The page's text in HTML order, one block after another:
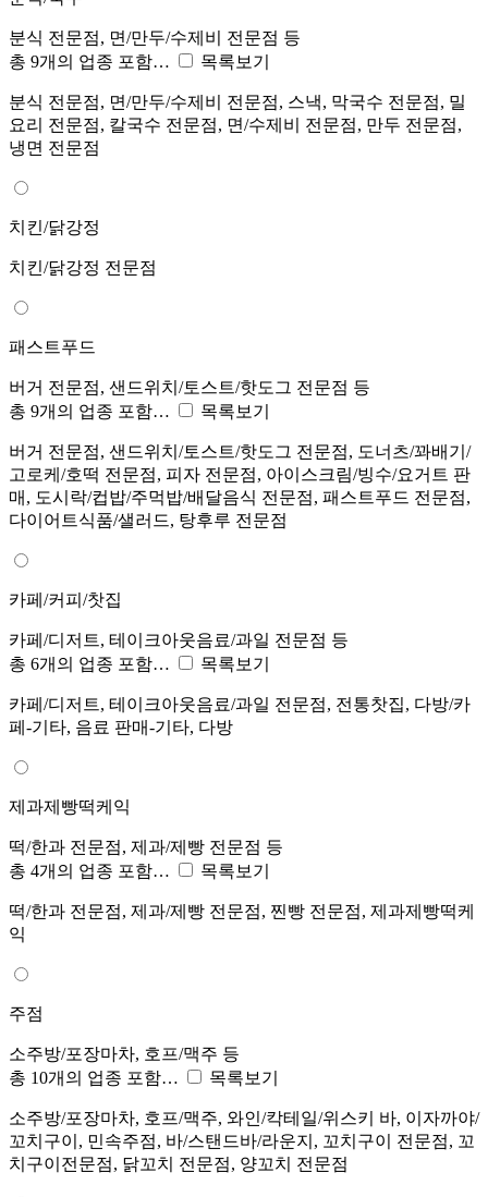
분식 전문점, 면/만두/수제비 전문점 등
총 9개의 업종 포함…
목록보기
분식 전문점, 면/만두/수제비 전문점, 스낵, 막국수 전문점, 밀
요리 전문점, 칼국수 전문점, 면/수제비 전문점, 만두 전문점,
냉면 전문점
치킨/닭강정
치킨/닭강정 전문점
패스트푸드
버거 전문점, 샌드위치/토스트/핫도그 전문점 등
총 9개의 업종 포함…
목록보기
버거 전문점, 샌드위치/토스트/핫도그 전문점, 도너츠/꽈배기/
고로케/호떡 전문점, 피자 전문점, 아이스크림/빙수/요거트 판
매, 도시락/컵밥/주먹밥/배달음식 전문점, 패스트푸드 전문점,
다이어트식품/샐러드, 탕후루 전문점
카페/커피/찻집
카페/디저트, 테이크아웃음료/과일 전문점 등
총 6개의 업종 포함…
목록보기
카페/디저트, 테이크아웃음료/과일 전문점, 전통찻집, 다방/카
페-기타, 음료 판매-기타, 다방
제과제빵떡케익
떡/한과 전문점, 제과/제빵 전문점 등
총 4개의 업종 포함…
목록보기
떡/한과 전문점, 제과/제빵 전문점, 찐빵 전문점, 제과제빵떡케
익
주점
소주방/포장마차, 호프/맥주 등
총 10개의 업종 포함…
목록보기
소주방/포장마차, 호프/맥주, 와인/칵테일/위스키 바, 이자까야/
꼬치구이, 민속주점, 바/스탠드바/라운지, 꼬치구이 전문점, 꼬
치구이전문점, 닭꼬치 전문점, 양꼬치 전문점